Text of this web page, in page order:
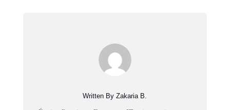
Written By Zakaria B.